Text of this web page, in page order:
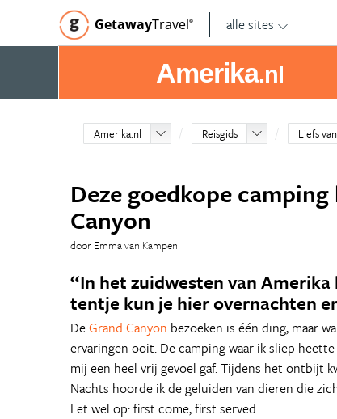
GetawayTravel© alle sites
Amerika.nl
Amerika.nl Reisgids Liefs
Deze goedkope
Canyon
door Emma van Kampen
“In het zuidwesten van
tentje kun je hier overnachten
DeGrand Canyon bezoeken is één ding, maar
ervaringen ooit. De camping waar ik sliep
mij een heel vrij gevoel gaf. Tijdens het ontbijt
Nachts hoorde ik de geluiden van dieren die
Let wel op: first come, first served.